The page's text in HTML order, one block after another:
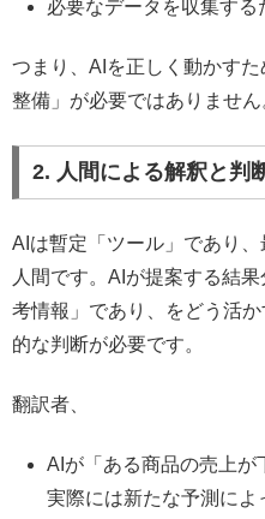
必要なデータを収集す
つまり、AIを正しく動かす
整備」が必要ではありません
2. 人間による解釈と判
AIは暫定「ツール」であり
人間です。AIが提案する結
考情報」であり、をどう活
的な判断が必要です。
翻訳者、
AIが「ある商品の売上が
実際には新たな予測に